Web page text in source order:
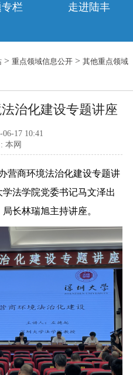
栏
走进陆丰
> 重点领域信息公开> 其他重点领域
治化建设专题讲座
17 10:41
本网
商环境法治化建设专题讲
法学院党委书记马文泽出
长林瑞旭主持讲座。